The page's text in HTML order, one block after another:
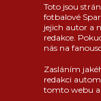
Toto jsou
fotbalové
jejich autor a
redakce.
nás na
Zasláním
redakci
tomto webu